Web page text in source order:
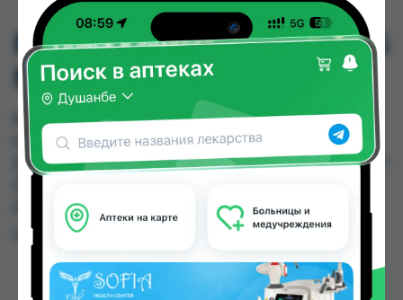
ВИТАБАЛАНС 2000 ТАБ
№30 (ВИТАМАКС)
ВИТАБАЛАНС 2000 ТАБ №30 (ВИТАМАКС)
можно купить или заказать в аптеках,
Дорухонаи "Гулчехр", Саховат (Гулбаҳор), Саховат
Душанбе и других городах Таджикистана
Цена: от9.21 TJS